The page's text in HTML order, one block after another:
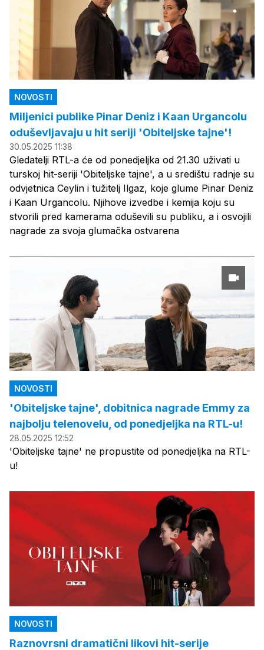
NOVOSTI
Miljenici publike Pinar Deniz i Kaan Urgancolu
oduševljavaju u hit seriji 'Obiteljske tajne'!
30.05.2025 11:38
Gledatelji RTL-a će od ponedjeljka od 21.30 uživati u
turskoj hit-seriji 'Obiteljske tajne', a u središtu radnje su
odvjetnica Ceylin i tužitelj Ilgaz, koje glume Pinar Deniz
i Kaan Urgancolu. Njihove izvedbe i kemija koju su
stvorili pred kamerama oduševili su publiku, a i osvojili
nagrade za svoja glumačka ostvarena
NOVOSTI
'Obiteljske tajne', dobitnica nagrade Emmy za
najbolju telenovelu, od ponedjeljka na RTL-u!
28.05.2025 12:52
'Obiteljske tajne' ne propustite od ponedjeljka na RTL-
u!
NOVOSTI
Raznovrsni dramatični likovi hit-serije